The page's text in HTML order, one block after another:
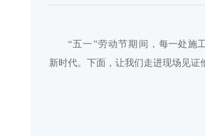
“五一”劳动节期间 ， 每一处施
新时代。 下面，让我们走进现场见证